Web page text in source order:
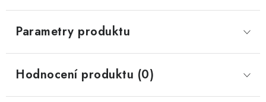
Parametry produktu
Hodnocení produktu (0)